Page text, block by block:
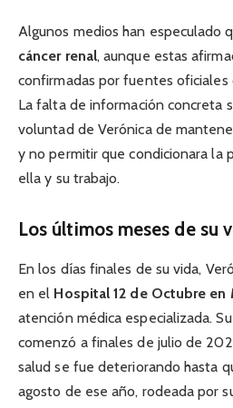
Algunos medios han especulado
cáncer renal, aunque estas
confirmadas por fuentes oficiales
La falta de información concreta
voluntad de Verónica de
y no permitir que condicionara la
ella y su trabajo.
Los últimos meses de su
En los días finales de su vida,
en el Hospital 12 de Octubre en
atención médica especializada.
comenzó a finales de julio de
salud se fue deteriorando hasta
agosto de ese año, rodeada por